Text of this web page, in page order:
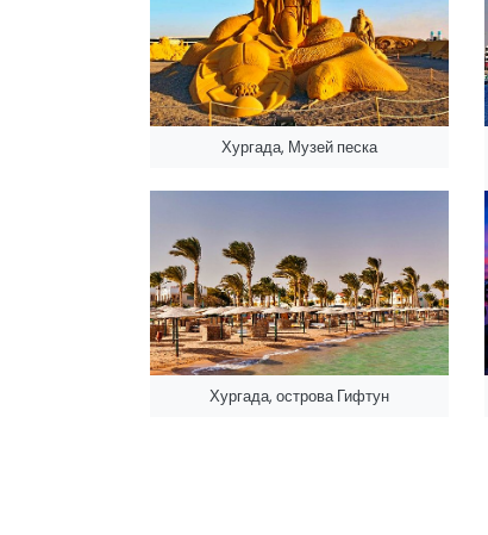
Хургада, Музей песка
Хургада, острова Гифтун